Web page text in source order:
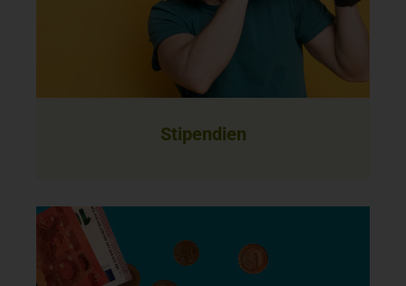
Stipendien